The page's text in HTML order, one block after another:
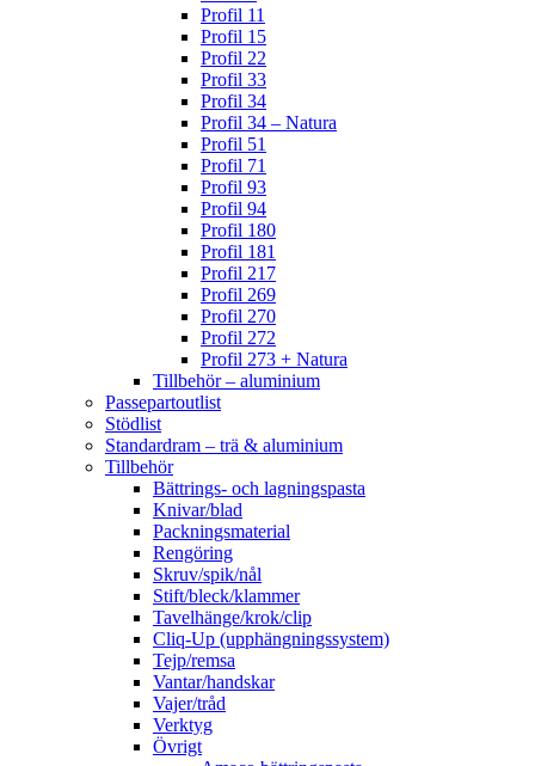
Profil 11
Profil 15
Profil 22
Profil 33
Profil 34
Profil 34 – Natura
Profil 51
Profil 71
Profil 93
Profil 94
Profil 180
Profil 181
Profil 217
Profil 269
Profil 270
Profil 272
Profil 273 + Natura
Tillbehör – aluminium
Passepartoutlist
Stödlist
Standardram – trä & aluminium
Tillbehör
Bättrings- och lagningspasta
Knivar/blad
Packningsmaterial
Rengöring
Skruv/spik/nål
Stift/bleck/klammer
Tavelhänge/krok/clip
Cliq-Up (upphängningssystem)
Tejp/remsa
Vantar/handskar
Vajer/tråd
Verktyg
Övrigt